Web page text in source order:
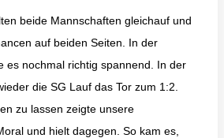
beide Mannschaften gleichauf und
auf beiden Seiten. In der
es nochmal richtig spannend. In der
die SG Lauf das Tor zum 1:2.
zu lassen zeigte unsere
und hielt dagegen. So kam es,